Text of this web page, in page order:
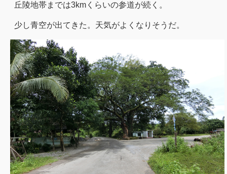
丘陵地帯までは3kmくらいの参道が続く。
少し青空が出てきた。天気がよくなりそうだ。